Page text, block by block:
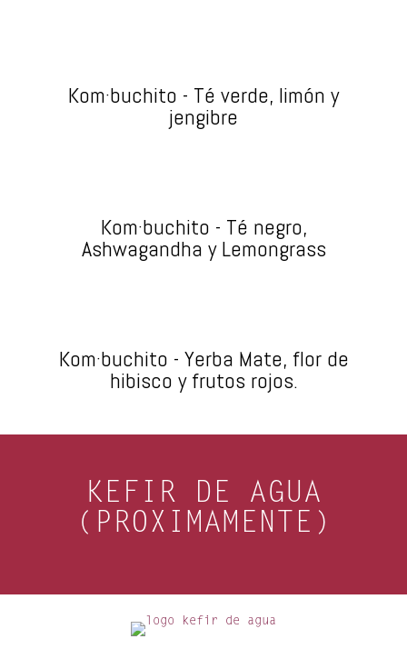
Kom·buchito - Té verde, limón y
jengibre
Kom·buchito - Té negro,
Ashwagandha y Lemongrass
Kom·buchito - Yerba Mate, flor de
hibisco y frutos rojos.
KEFIR DE AGUA
(PROXIMAMENTE)